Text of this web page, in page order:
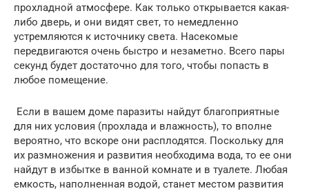
прохладной атмосфере. Как только открывается какая-
либо дверь, и они видят свет, то немедленно
устремляются к источнику света. Насекомые
передвигаются очень быстро и незаметно. Всего пары
секунд будет достаточно для того, чтобы попасть в
любое помещение.
Если в вашем доме паразиты найдут благоприятные
для них условия (прохлада и влажность), то вполне
вероятно, что вскоре они расплодятся. Поскольку для
их размножения и развития необходима вода, то ее они
найдут в избытке в ванной комнате и в туалете. Любая
емкость, наполненная водой, станет местом развития